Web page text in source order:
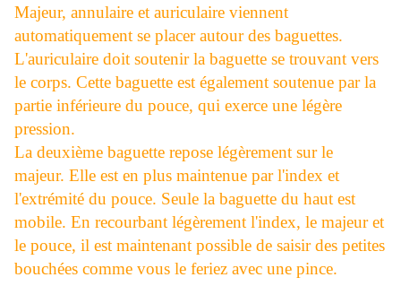
Majeur, annulaire et auriculaire viennent
automatiquement se placer autour des baguettes.
L'auriculaire doit soutenir la baguette se trouvant vers
le corps. Cette baguette est également soutenue par la
partie inférieure du pouce, qui exerce une légère
pression.
La deuxième baguette repose légèrement sur le
majeur. Elle est en plus maintenue par l'index et
l'extrémité du pouce. Seule la baguette du haut est
mobile. En recourbant légèrement l'index, le majeur et
le pouce, il est maintenant possible de saisir des petites
bouchées comme vous le feriez avec une pince.